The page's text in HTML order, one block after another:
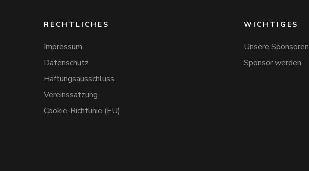
RECHTLICHES
Impressum
Datenschutz
Haftungsausschluss
Vereinssatzung
Cookie-Richtlinie (EU)
WICHTIGES
Unsere Sponsoren
Sponsor werden